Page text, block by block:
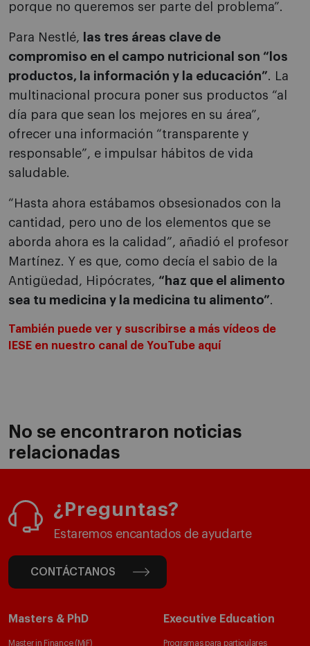
porque no queremos ser parte del problema”.
Para Nestlé,
las tres áreas clave de
compromiso en el campo nutricional son “los
productos, la información y la educación”. La
multinacional procura poner sus productos “al
día para que sean los mejores en su área”,
ofrecer una información “transparente y
responsable”, e impulsar hábitos de vida
saludable.
“Hasta ahora estábamos obsesionados con la
cantidad, pero uno de los elementos que se
aborda ahora es la calidad”, añadió el profesor
Martínez. Y es que, como decía el sabio de la
Antigüedad, Hipócrates, “haz que el alimento
sea tu medicina y la medicina tu alimento”.
También puede ver y suscribirse a más vídeos de
IESE en nuestro canal de YouTube aquí
No se encontraron noticias
relacionadas
¿Preguntas?
Estaremos encantados de ayudarte
CONTÁCTANOS
Masters & PhD
Master in Finance (MiF)
Executive Education
Programas para particulares